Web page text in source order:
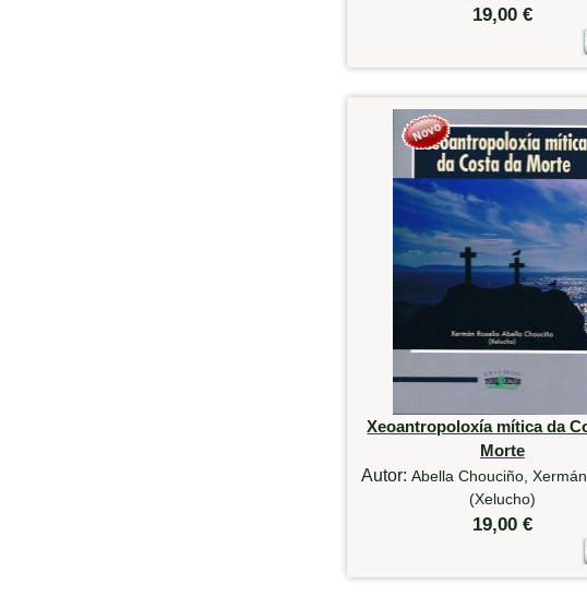
19,00 €
Xeoantropoloxía mítica da
Morte
Autor:Abella Chouciño,
(Xelucho)
19,00 €